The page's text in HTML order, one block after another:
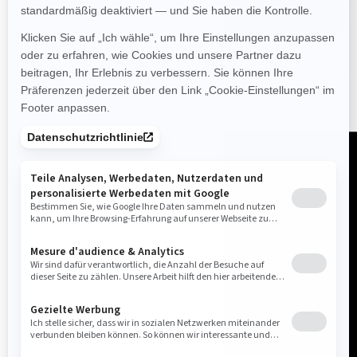
GELÄNDEFAHRZEUGE
STRASSENFAHRZEUGE